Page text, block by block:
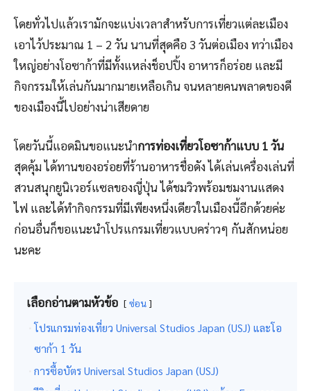
โดยทั่วไปแล้วเรามักจะแบ่งเวลาสำหรับการเที่ยวแต่ละเมือง
เอาไว้ประมาณ 1 – 2 วัน นานที่สุดคือ 3 วันต่อเมือง ทว่าเมือง
ใหญ่อย่างโอซาก้าที่มีทั้งแหล่งช็อปปิ้ง อาหารก็อร่อย และมี
กิจกรรมให้เล่นกันมากมายเหลือเกิน จนหลายคนพลาดของดี
ของเมืองนี้ไปอย่างน่าเสียดาย
โดยวันนี้แอดมินขอแนะนำการท่องเที่ยวโอซาก้าแบบ 1 วัน
สุดคุ้ม ได้ทานของอร่อยที่ร้านอาหารชื่อดัง ได้เล่นเครื่องเล่นที่
สวนสนุกยูนิเวอร์แซลของญี่ปุ่น ได้ชมวิวพร้อมชมงานแสดง
ไฟ และได้ทำกิจกรรมที่มีเพียงหนึ่งเดียวในเมืองนี้อีกด้วยค่ะ
ก่อนอื่นก็ขอแนะนำโปรแกรมเที่ยวแบบคร่าวๆ กันสักหน่อย
นะคะ
เลือกอ่านตามหัวข้อ ซ่อน
โปรแกรมท่องเที่ยว Universal Studios Japan (USJ) และโอ
ซาก้า 1 วัน
การซื้อบัตร Universal Studios Japan (USJ)